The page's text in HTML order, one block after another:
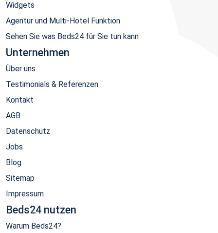
Widgets
Agentur und Multi-Hotel Funktion
Sehen Sie was Beds24 für Sie tun kann
Unternehmen
Über uns
Testimonials & Referenzen
Kontakt
AGB
Datenschutz
Jobs
Blog
Sitemap
Impressum
Beds24 nutzen
Warum Beds24?